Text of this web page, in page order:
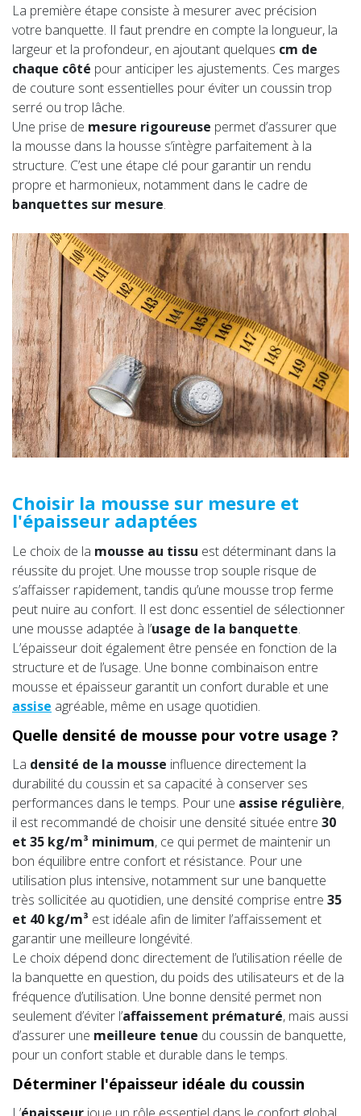
La première étape consiste à mesurer avec précision
votre banquette. Il faut prendre en compte la longueur, la
largeur et la profondeur, en ajoutant quelques cm de
chaque côté pour anticiper les ajustements. Ces marges
de couture sont essentielles pour éviter un coussin trop
serré ou trop lâche.
Une prise de mesure rigoureuse permet d’assurer que
la mousse dans la housse s’intègre parfaitement à la
structure. C’est une étape clé pour garantir un rendu
propre et harmonieux, notamment dans le cadre de
banquettes sur mesure.
Choisir la mousse sur mesure et
l'épaisseur adaptées
Le choix de la mousse au tissu est déterminant dans la
réussite du projet. Une mousse trop souple risque de
s’affaisser rapidement, tandis qu’une mousse trop ferme
peut nuire au confort. Il est donc essentiel de sélectionner
une mousse adaptée à l’usage de la banquette.
L’épaisseur doit également être pensée en fonction de la
structure et de l’usage. Une bonne combinaison entre
mousse et épaisseur garantit un confort durable et une
assise agréable, même en usage quotidien.
Quelle densité de mousse pour votre usage ?
La densité de la mousse influence directement la
durabilité du coussin et sa capacité à conserver ses
performances dans le temps. Pour une assise régulière,
il est recommandé de choisir une densité située entre 30
et 35 kg/m³ minimum, ce qui permet de maintenir un
bon équilibre entre confort et résistance. Pour une
utilisation plus intensive, notamment sur une banquette
très sollicitée au quotidien, une densité comprise entre 35
et 40 kg/m³ est idéale afin de limiter l’affaissement et
garantir une meilleure longévité.
Le choix dépend donc directement de l’utilisation réelle de
la banquette en question, du poids des utilisateurs et de la
fréquence d’utilisation. Une bonne densité permet non
seulement d’éviter l’affaissement prématuré, mais aussi
d’assurer une meilleure tenue du coussin de banquette,
pour un confort stable et durable dans le temps.
Déterminer l'épaisseur idéale du coussin